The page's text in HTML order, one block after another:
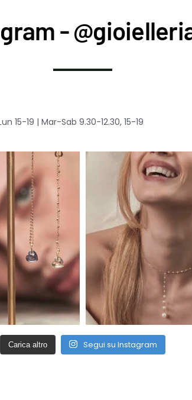
-
15-19 | Mar-Sab 9.30-12.30, 15-19
Carica altro Segui su Instagram